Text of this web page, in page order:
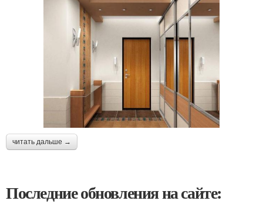
читать дальше →
Последние обновления на сайте: